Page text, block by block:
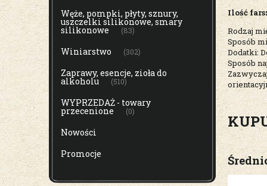
Węże, pompki, płyty, sznury,
uszczelki silikonowe, smary
silikonowe (83)
Winiarstwo (302)
Zaprawy, esencje, zioła do
alkoholu (510)
WYPRZEDAŻ - towary
przecenione (0)
Nowości
Promocje
Ilość
Rodzaj
Sposób
Dodatki:
Sposób